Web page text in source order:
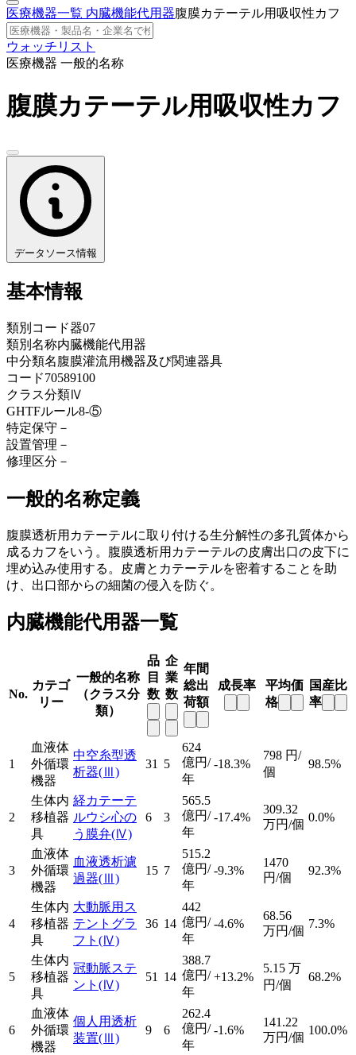
医療機器一覧 内臓機能代用器腹膜カテーテル用吸収性カフ
ウォッチリスト
医療機器 一般的名称
腹膜カテーテル用吸収性カフ
データソース情報
基本情報
類別コード器07
類別名称内臓機能代用器
中分類名腹膜灌流用機器及び関連器具
コード70589100
クラス分類Ⅳ
GHTFルール8-⑤
特定保守 －
設置管理 －
修理区分 －
一般的名称定義
腹膜透析用カテーテルに取り付ける生分解性の多孔質体から
成るカフをいう。腹膜透析用カテーテルの皮膚出口の皮下に
埋め込み使用する。皮膚とカテーテルを密着することを助
け、出口部からの細菌の侵入を防ぐ。
内臓機能代用器一覧
No.
カテゴ
リー
一般的名称
（クラス分
類）
品
目
数
企
業
数
年間
総出
荷額
成長率
平均価
格
国産比
率
1
血液体
外循環
機器
中空糸型透
析器(Ⅲ)
31 5
624
億円/
年
-18.3%
798 円/
個
98.5%
2
生体内
移植器
具
経カテーテ
ルウシ心の
う膜弁(Ⅳ)
6 3
565.5
億円/
年
-17.4%
309.32
万円/個
0.0%
3
血液体
外循環
機器
血液透析濾
過器(Ⅲ)
15 7
515.2
億円/
年
-9.3%
1470
円/個
92.3%
4
生体内
移植器
具
大動脈用ス
テントグラ
フト (Ⅳ)
36 14
442
億円/
年
-4.6%
68.56
万円/個
7.3%
5
生体内
移植器
具
冠動脈ステ
ント (Ⅳ)
51 14
388.7
億円/
年
+13.2%
5.15 万
円/個
68.2%
6
血液体
外循環
機器
個人用透析
装置(Ⅲ)
9 6
262.4
億円/
年
-1.6%
141.22
万円/個
100.0%